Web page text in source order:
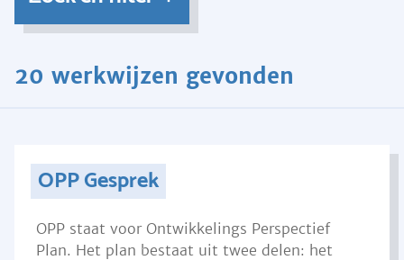
20 werkwijzen gevonden
OPP Gesprek
OPP staat voor Ontwikkelings Perspectief
Plan. Het plan bestaat uit twee delen: het